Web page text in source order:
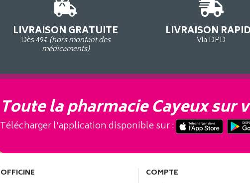
LIVRAISON GRATUITE
Dès 49€ (hors montant des
médicaments)
LIVRAISON
Via DPD
Toute la pharmacie Cayeux sur
Télécharger l’application disponible sur :
OFFICINE COMPTE